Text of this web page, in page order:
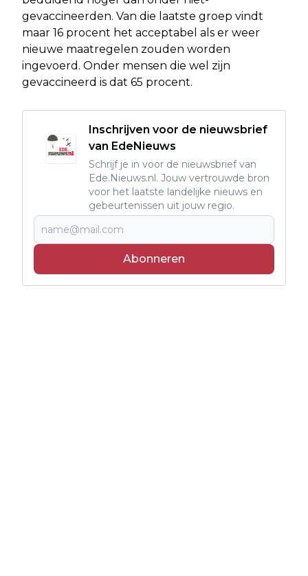
gevaccineerden. Van die laatste groep vindt
maar 16 procent het acceptabel als er weer
nieuwe maatregelen zouden worden
ingevoerd. Onder mensen die wel zijn
gevaccineerd is dat 65 procent.
Inschrijven voor de nieuwsbrief
van EdeNieuws
Schrijf je in voor de nieuwsbrief van
Ede.Nieuws.nl. Jouw vertrouwde bron
voor het laatste landelijke nieuws en
gebeurtenissen uit jouw regio.
Abonneren